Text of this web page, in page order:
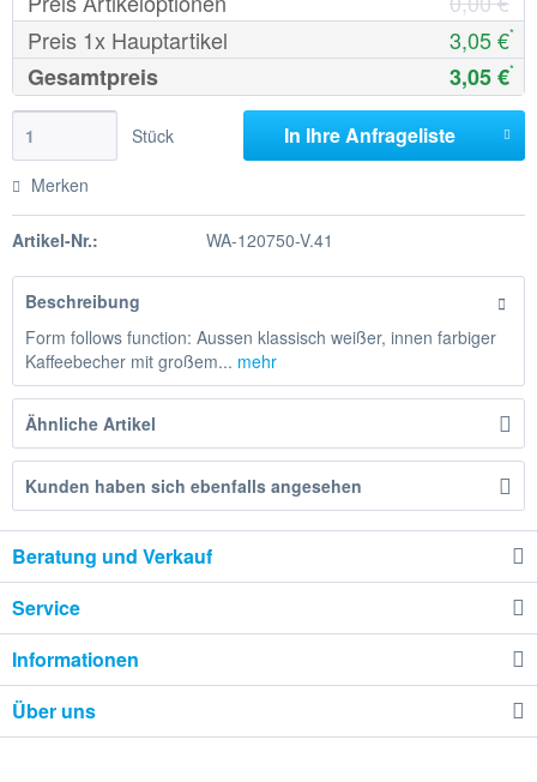
Preis 1x Hauptartikel 3,05 €*
Gesamtpreis 3,05 €*
Stück In IhreAnfrageliste
Merken
Artikel-Nr.: WA-120750-V.41
Beschreibung
Form follows function: Aussen klassisch weißer, innen farbiger
Kaffeebecher mit großem... mehr
Ähnliche Artikel
Kunden haben sich ebenfalls angesehen
Beratung und Verkauf
Service
Informationen
Über uns